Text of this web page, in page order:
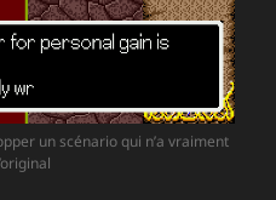
un scénario qui n’a vraiment